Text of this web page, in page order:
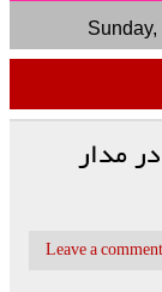
Sunday,
مدار
Leave a comment